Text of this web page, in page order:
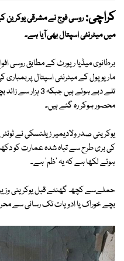
کراچی:روسی فوج نے مشرقی یوکرین
میں میٹرنٹی اسپتال بھی آیا ہے۔
برطانوی میڈیا رپورٹ کے مطابق روسی
ماریوپول کے میٹرنٹی اسپتال
تلے دبے ہوئے ہیں
محصور ہوکر رہ گئے ہیں۔
یوکرینی صدر ولادیمیر زیلنسکی نے
کی بری طرح سے تباہ شدہ عمارت کو
ہوئے لکھا ہے کہ یہ 'ظم' ہے۔
بچے خوراک یا ادویات تک رسائی سے